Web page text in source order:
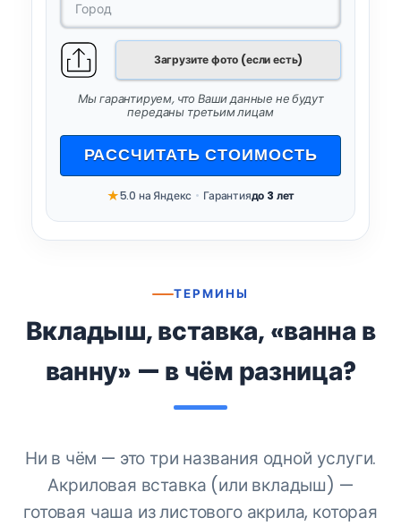
Загрузите фото (если есть)
Мы гарантируем, что Ваши данные не будут
переданы третьим лицам
РАССЧИТАТЬ СТОИМОСТЬ
★5.0 на Яндекс • Гарантиядо 3 лет
ТЕРМИНЫ
Вкладыш, вставка, «ванна в
ванну» — в чём разница?
Ни в чём — это три названия одной услуги.
Акриловая вставка (или вкладыш) —
готовая чаша из листового акрила, которая